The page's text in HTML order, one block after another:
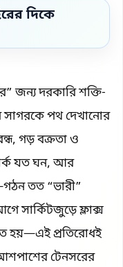
দিকে
জন্য দরকারি শক্তি-
পথ দেখানোর
গড় বক্রতা ও
যত ঘন, আর
তত “ভারী”
সার্কিটজুড়ে ফ্লাক্স
হয়—এই প্রতিরোধই
টেনসরের